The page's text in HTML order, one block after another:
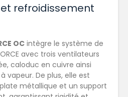
refroidissement
OC intègre le système de
avec trois ventilateurs
caloduc en cuivre ainsi
vapeur. De plus, elle est
métallique et un support